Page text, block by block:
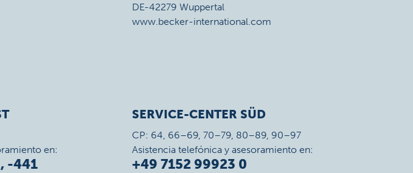
DE-42279 Wuppertal
www.becker-international.com
en:
-441
SERVICE-CENTER SÜD
CP: 64, 66–69, 70–79, 80–89, 90–97
Asistencia telefónica y asesoramiento en:
+49 7152 99923 0